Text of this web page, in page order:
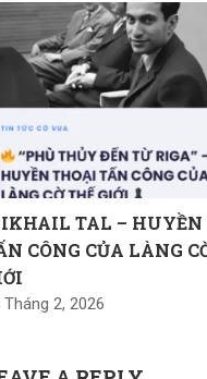
TAL – HUYỀN
CÔNG CỦA LÀNG
Tháng 2, 2026